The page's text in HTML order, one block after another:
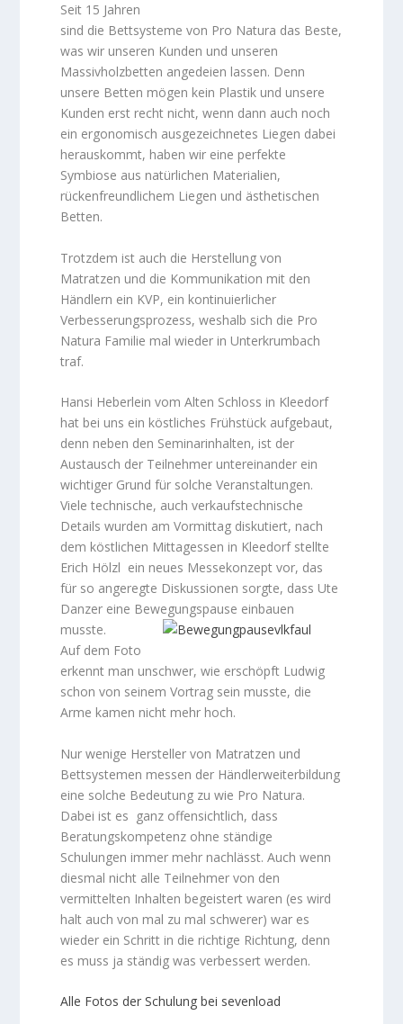
Seit 15 Jahren
sind die Bettsysteme von Pro Natura das Beste,
was wir unseren Kunden und unseren
Massivholzbetten angedeien lassen. Denn
unsere Betten mögen kein Plastik und unsere
Kunden erst recht nicht, wenn dann auch noch
ein ergonomisch ausgezeichnetes Liegen dabei
herauskommt, haben wir eine perfekte
Symbiose aus natürlichen Materialien,
rückenfreundlichem Liegen und ästhetischen
Betten.
Trotzdem ist auch die Herstellung von
Matratzen und die Kommunikation mit den
Händlern ein KVP, ein kontinuierlicher
Verbesserungsprozess, weshalb sich die Pro
Natura Familie mal wieder in Unterkrumbach
traf.
Hansi Heberlein vom Alten Schloss in Kleedorf
hat bei uns ein köstliches Frühstück aufgebaut,
denn neben den Seminarinhalten, ist der
Austausch der Teilnehmer untereinander ein
wichtiger Grund für solche Veranstaltungen.
Viele technische, auch verkaufstechnische
Details wurden am Vormittag diskutiert, nach
dem köstlichen Mittagessen in Kleedorf stellte
Erich Hölzl ein neues Messekonzept vor, das
für so angeregte Diskussionen sorgte, dass Ute
Danzer eine Bewegungspause einbauen
musste.
Auf dem Foto
erkennt man unschwer, wie erschöpft Ludwig
schon von seinem Vortrag sein musste, die
Arme kamen nicht mehr hoch.
Nur wenige Hersteller von Matratzen und
Bettsystemen messen der Händlerweiterbildung
eine solche Bedeutung zu wie Pro Natura.
Dabei ist es ganz offensichtlich, dass
Beratungskompetenz ohne ständige
Schulungen immer mehr nachlässt. Auch wenn
diesmal nicht alle Teilnehmer von den
vermittelten Inhalten begeistert waren (es wird
halt auch von mal zu mal schwerer) war es
wieder ein Schritt in die richtige Richtung, denn
es muss ja ständig was verbessert werden.
Alle Fotos der Schulung bei sevenload